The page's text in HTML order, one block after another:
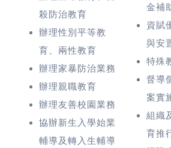
殺防治教育
辦理性別平等教
育、兩性教育
辦理家暴防治業務
辦理親職教育
辦理友善校園業務
協辦新生入學始業
輔導及轉入生輔導
金補
資賦
與安
特殊
督導
案實
組織
育推